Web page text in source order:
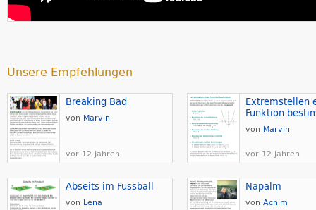
Unsere Empfehlungen
Breaking Bad
von Marvin
vor 12 Jahren
Extremstellen
Funktion
von Marvin
vor 12 Jahren
Abseits im Fussball
von Lena
Napalm
von Achim